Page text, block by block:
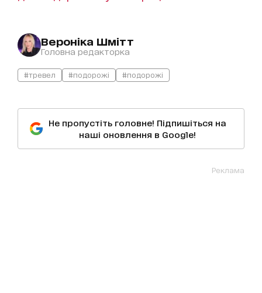
Вероніка Шмітт
Головна редакторка
#тревел #подорожі #подорожі
Не пропустіть головне! Підпишіться на
наші оновлення в Google!
Реклама